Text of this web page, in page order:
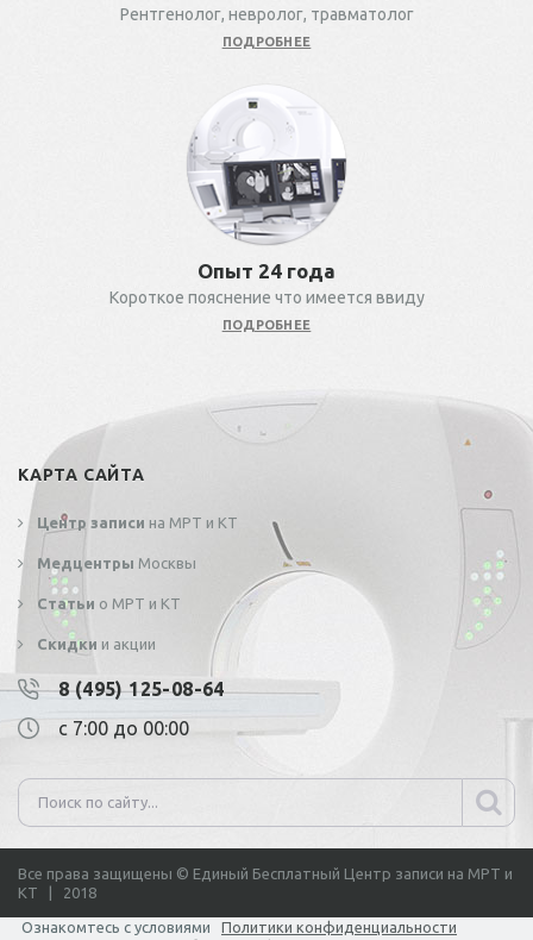
Рентгенолог, невролог, травматолог
ПОДРОБНЕЕ
Опыт 24 года
Короткое пояснение что имеется ввиду
ПОДРОБНЕЕ
КАРТА САЙТА
Центр записи на МРТ и КТ
Медцентры Москвы
Статьи о МРТ и КТ
Скидки и акции
8 (495) 125-08-64
с 7:00 до 00:00
Все права защищены © Единый Бесплатный Центр записи на МРТ и
КТ | 2018
Ознакомтесь с условиями
Политики конфиденциальности